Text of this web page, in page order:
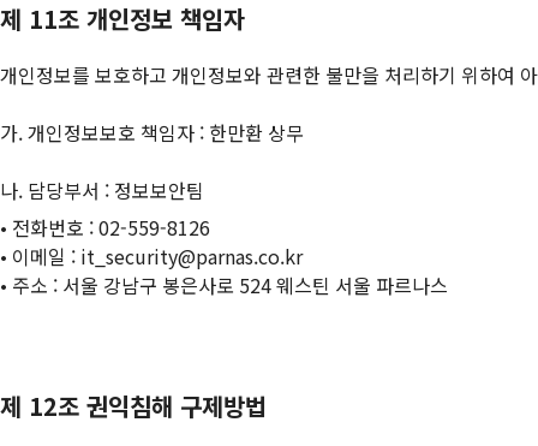
제 11조 개인정보 책임자
개인정보를 보호하고 개인정보와 관련한 불만을 처리하기 위하여
가. 개인정보보호 책임자 : 한만환 상무
나. 담당부서 : 정보보안팀
• 전화번호 : 02-559-8126
• 이메일 : it_security@parnas.co.kr
• 주소 : 서울 강남구 봉은사로 524 웨스틴 서울 파르나스
제 12조 권익침해 구제방법